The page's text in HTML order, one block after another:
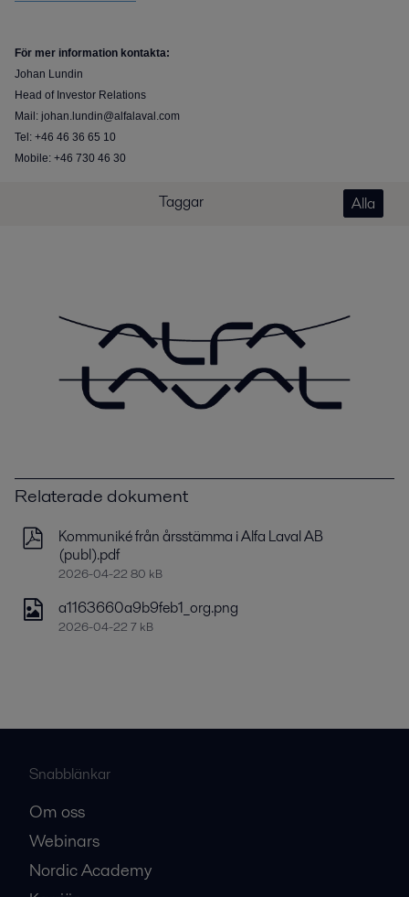
För mer information kontakta:
Johan Lundin
Head of Investor Relations
Mail: johan.lundin@alfalaval.com
Tel: +46 46 36 65 10
Mobile: +46 730 46 30
Taggar Alla
Relaterade dokument
Kommuniké från årsstämma i Alfa Laval AB
(publ).pdf
2026-04-22 80 kB
a1163660a9b9feb1_org.png
2026-04-22 7 kB
Snabblänkar
Om oss
Webinars
Nordic Academy